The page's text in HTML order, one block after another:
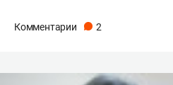
Комментарии 2